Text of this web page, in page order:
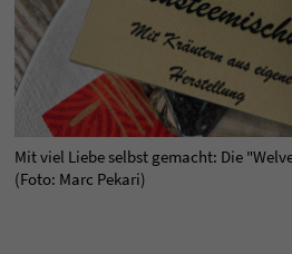
Mit viel Liebe selbst gemacht: Die
(Foto: Marc Pekari)